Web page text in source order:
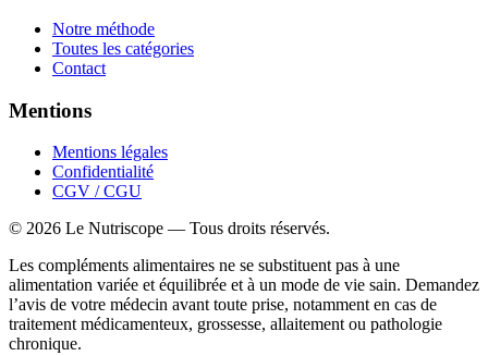
Notre méthode
Toutes les catégories
Contact
Mentions
Mentions légales
Confidentialité
CGV / CGU
© 2026 Le Nutriscope — Tous droits réservés.
Les compléments alimentaires ne se substituent pas à une
alimentation variée et équilibrée et à un mode de vie sain. Demandez
l’avis de votre médecin avant toute prise, notamment en cas de
traitement médicamenteux, grossesse, allaitement ou pathologie
chronique.